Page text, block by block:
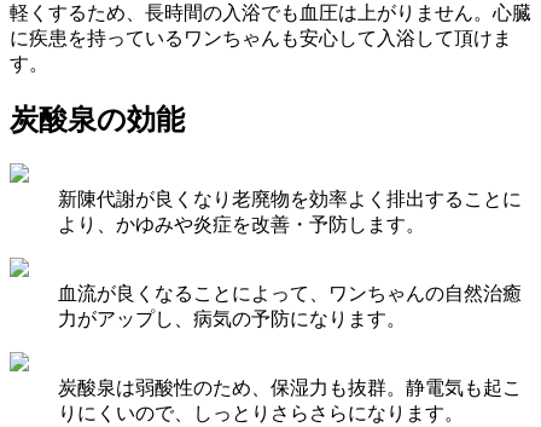
軽くするため、長時間の入浴でも血圧は上がりません。心臓
に疾患を持っているワンちゃんも安心して入浴して頂けま
す。
炭酸泉の効能
新陳代謝が良くなり老廃物を効率よく排出することに
より、かゆみや炎症を改善・予防します。
血流が良くなることによって、ワンちゃんの自然治癒
力がアップし、病気の予防になります。
炭酸泉は弱酸性のため、保湿力も抜群。静電気も起こ
りにくいので、しっとりさらさらになります。